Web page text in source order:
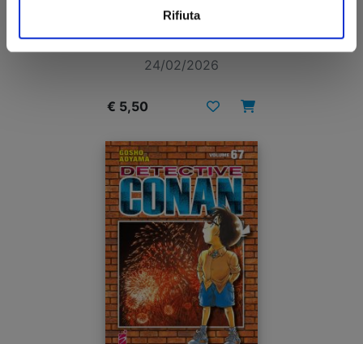
Rifiuta
DEAD ROCK n. 3
24/02/2026
€ 5,50